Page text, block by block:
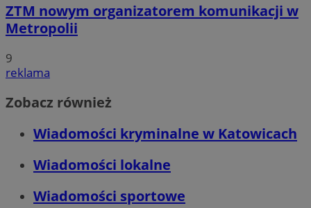
ZTM nowym organizatorem komunikacji w
Metropolii
9
reklama
Zobacz również
Wiadomości kryminalne w Katowicach
Wiadomości lokalne
Wiadomości sportowe